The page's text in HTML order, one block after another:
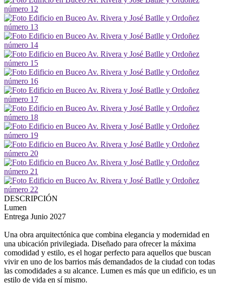
DESCRIPCIÓN
Lumen
Entrega Junio 2027
Una obra arquitectónica que combina elegancia y modernidad en
una ubicación privilegiada. Diseñado para ofrecer la máxima
comodidad y estilo, es el hogar perfecto para aquellos que buscan
vivir en uno de los barrios más demandados de la ciudad con todas
las comodidades a su alcance. Lumen es más que un edificio, es un
estilo de vida en sí mismo.